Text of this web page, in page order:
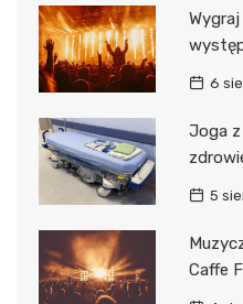
6
Joga z
5
Caffe